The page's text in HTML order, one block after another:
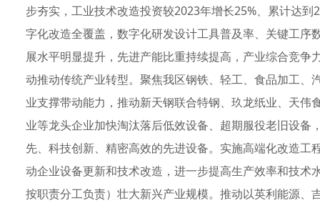
步夯实，工业技术改造投资较2023年增长25%、累计达
字化改造全覆盖，数字化研发设计工具普及率、关键工
展水平明显提升，先进产能比重持续提高，产业综合竞
动推动传统产业转型。聚焦我区钢铁、轻工、食品加工
业支撑带动能力，推动新天钢联合特钢、玖龙纸业、天
业等龙头企业加快淘汰落后低效设备、超期服役老旧设
先、科技创新、精密高效的先进设备。实施高端化改造
动企业设备更新和技术改造，进一步提高生产效率和技
按职责分工负责）壮大新兴产业规模。推动以英利能源